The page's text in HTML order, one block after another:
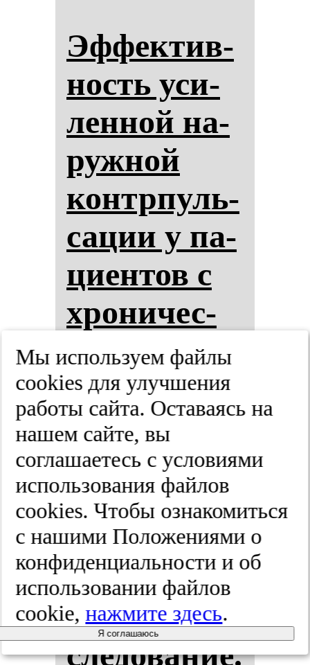
Эф­фек­тив­
ность уси­
лен­ной на­
руж­ной
контрпуль­
са­ции у па­
ци­ен­тов с
хро­ни­чес­
кой
обструк­
тив­ной бо­
лез­нью лег­
ких и брон­
хи­аль­ной
ас­тмой: пи­
лот­ное ис­
сле­до­ва­ние.
Мы используем файлы
cооkies для улучшения
работы сайта. Оставаясь на
нашем сайте, вы
соглашаетесь с условиями
использования файлов
cооkies. Чтобы ознакомиться
с нашими Положениями о
конфиденциальности и об
использовании файлов
cookie,нажмите здесь.
Я соглашаюсь